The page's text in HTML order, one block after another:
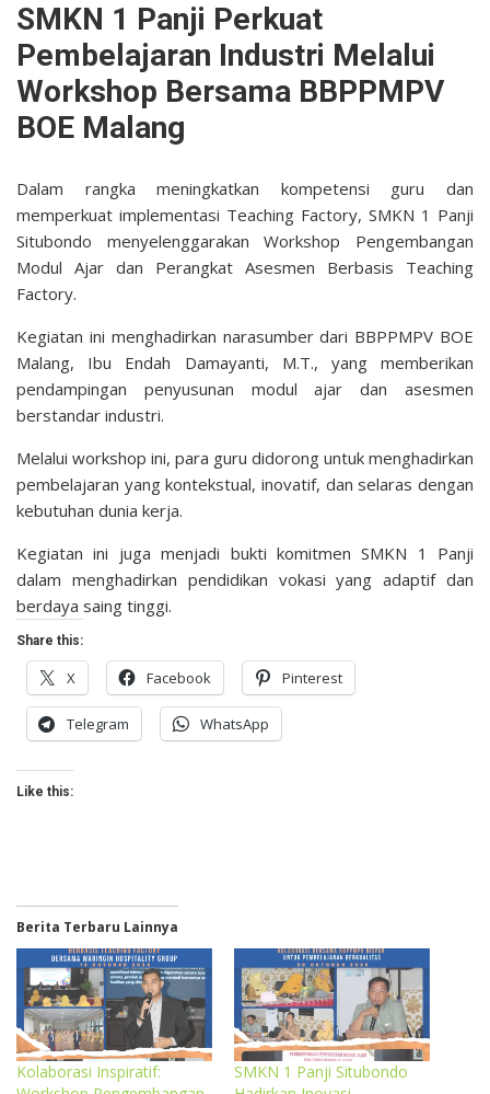
SMKN 1 Panji Perkuat
Pembelajaran Industri Melalui
Workshop Bersama BBPPMPV
BOE Malang
Dalam rangka meningkatkan kompetensi guru dan
memperkuat implementasi Teaching Factory, SMKN 1 Panji
Situbondo menyelenggarakan Workshop Pengembangan
Modul Ajar dan Perangkat Asesmen Berbasis Teaching
Factory.
Kegiatan ini menghadirkan narasumber dari BBPPMPV BOE
Malang, Ibu Endah Damayanti, M.T., yang memberikan
pendampingan penyusunan modul ajar dan asesmen
berstandar industri.
Melalui workshop ini, para guru didorong untuk menghadirkan
pembelajaran yang kontekstual, inovatif, dan selaras dengan
kebutuhan dunia kerja.
Kegiatan ini juga menjadi bukti komitmen SMKN 1 Panji
dalam menghadirkan pendidikan vokasi yang adaptif dan
berdaya saing tinggi.
Share this:
X Facebook Pinterest
Telegram WhatsApp
Like this:
Berita Terbaru Lainnya
Kolaborasi Inspiratif:
SMKN 1 Panji Situbondo